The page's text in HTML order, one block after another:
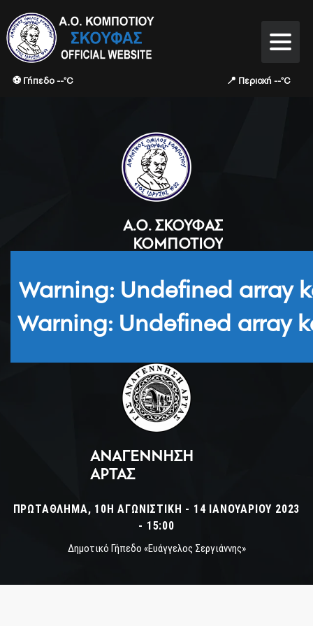
⚽ Γήπεδο --°C 📍 Περιοχή --°C
Α.Ο. ΣΚΟΥΦΆΣ
ΚΟΜΠΟΤΊΟΥ
Warning: Undefined array
Warning: Undefined array
ΑΝΑΓΈΝΝΗΣΗ
ΆΡΤΑΣ
ΠΡΩΤΆΘΛΗΜΑ, 10Η ΑΓΩΝΙΣΤΙΚΉ - 14 ΙΑΝΟΥΑΡΊΟΥ 2023
- 15:00
Δημοτικό Γήπεδο «Ευάγγελος Σεργιάννης»